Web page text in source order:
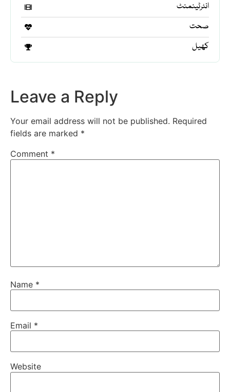
انٹرٹینمنٹ
صحت
کھیل
Leave a Reply
Your email address will not be published. Required
fields are marked *
Comment *
Name *
Email *
Website